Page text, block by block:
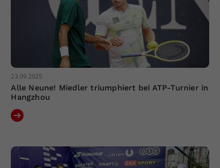
23.09.2025
Alle Neune! Miedler triumphiert bei ATP-Turnier in
Hangzhou